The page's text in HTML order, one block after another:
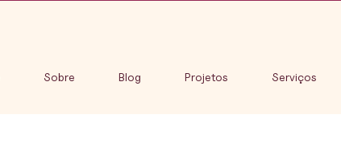
Sobre Blog Projetos Serviços